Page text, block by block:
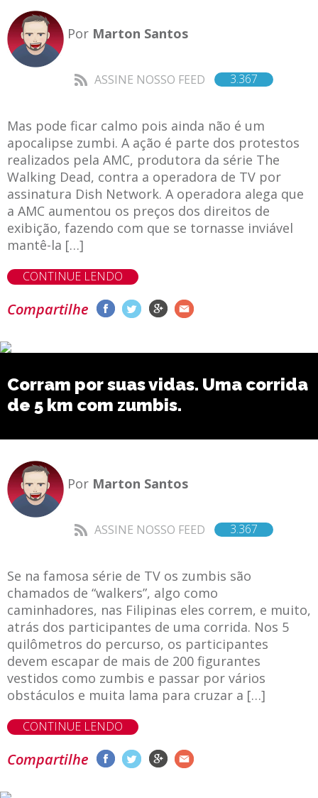
Por Marton Santos
ASSINE NOSSO FEED 3.367
Mas pode ficar calmo pois ainda não é um
apocalipse zumbi. A ação é parte dos protestos
realizados pela AMC, produtora da série The
Walking Dead, contra a operadora de TV por
assinatura Dish Network. A operadora alega que
a AMC aumentou os preços dos direitos de
exibição, fazendo com que se tornasse inviável
mantê-la […]
CONTINUE LENDO
Compartilhe
Corram por suas vidas. Uma corrida
de 5 km com zumbis.
Por Marton Santos
ASSINE NOSSO FEED 3.367
Se na famosa série de TV os zumbis são
chamados de “walkers”, algo como
caminhadores, nas Filipinas eles correm, e muito,
atrás dos participantes de uma corrida. Nos 5
quilômetros do percurso, os participantes
devem escapar de mais de 200 figurantes
vestidos como zumbis e passar por vários
obstáculos e muita lama para cruzar a […]
CONTINUE LENDO
Compartilhe